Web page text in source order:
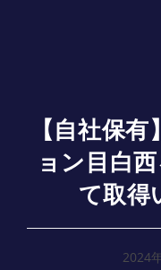
【自社保
ョン目白
て取得
2024